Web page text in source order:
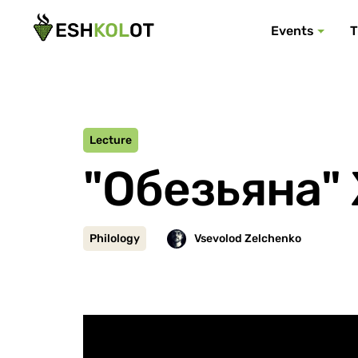
Events
"Обезьяна"
Lecture
Philology